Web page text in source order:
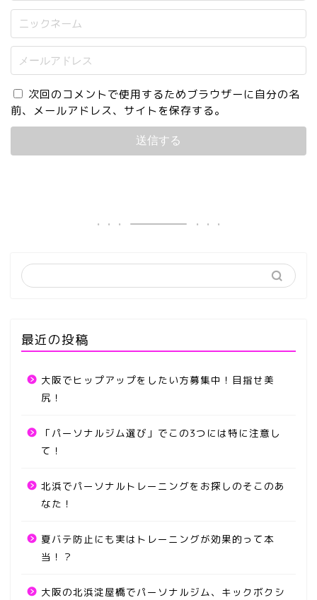
次回のコメントで使用するためブラウザーに自分の名
前、メールアドレス、サイトを保存する。
最近の投稿
大阪でヒップアップをしたい方募集中！目指せ美
尻！
「パーソナルジム選び」でこの3つには特に注意し
て！
北浜でパーソナルトレーニングをお探しのそこのあ
なた！
夏バテ防止にも実はトレーニングが効果的って本
当！？
大阪の北浜淀屋橋でパーソナルジム、キックボクシ